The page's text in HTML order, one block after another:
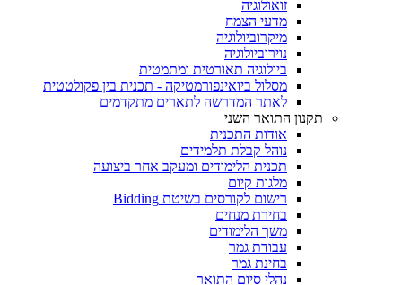
זואולוגיה
מדעי הצמח
מיקרוביולוגיה
נוירוביולוגיה
ביולוגיה תאורטית ומתמטית
מסלול ביואינפורמטיקה - תכנית בין פקולטטית
לאתר המדרשה לתארים מתקדמים
תקנון התואר השני
אודות התכנית
נוהל קבלת תלמידים
תכנית הלימודים ומעקב אחר ביצועה
מלגות קיום
רישום לקורסים בשיטת Bidding
בחירת מנחים
משך הלימודים
עבודת גמר
בחינת גמר
נהלי סיום התואר